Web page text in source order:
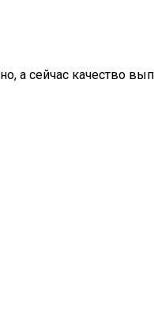
а сейчас качество